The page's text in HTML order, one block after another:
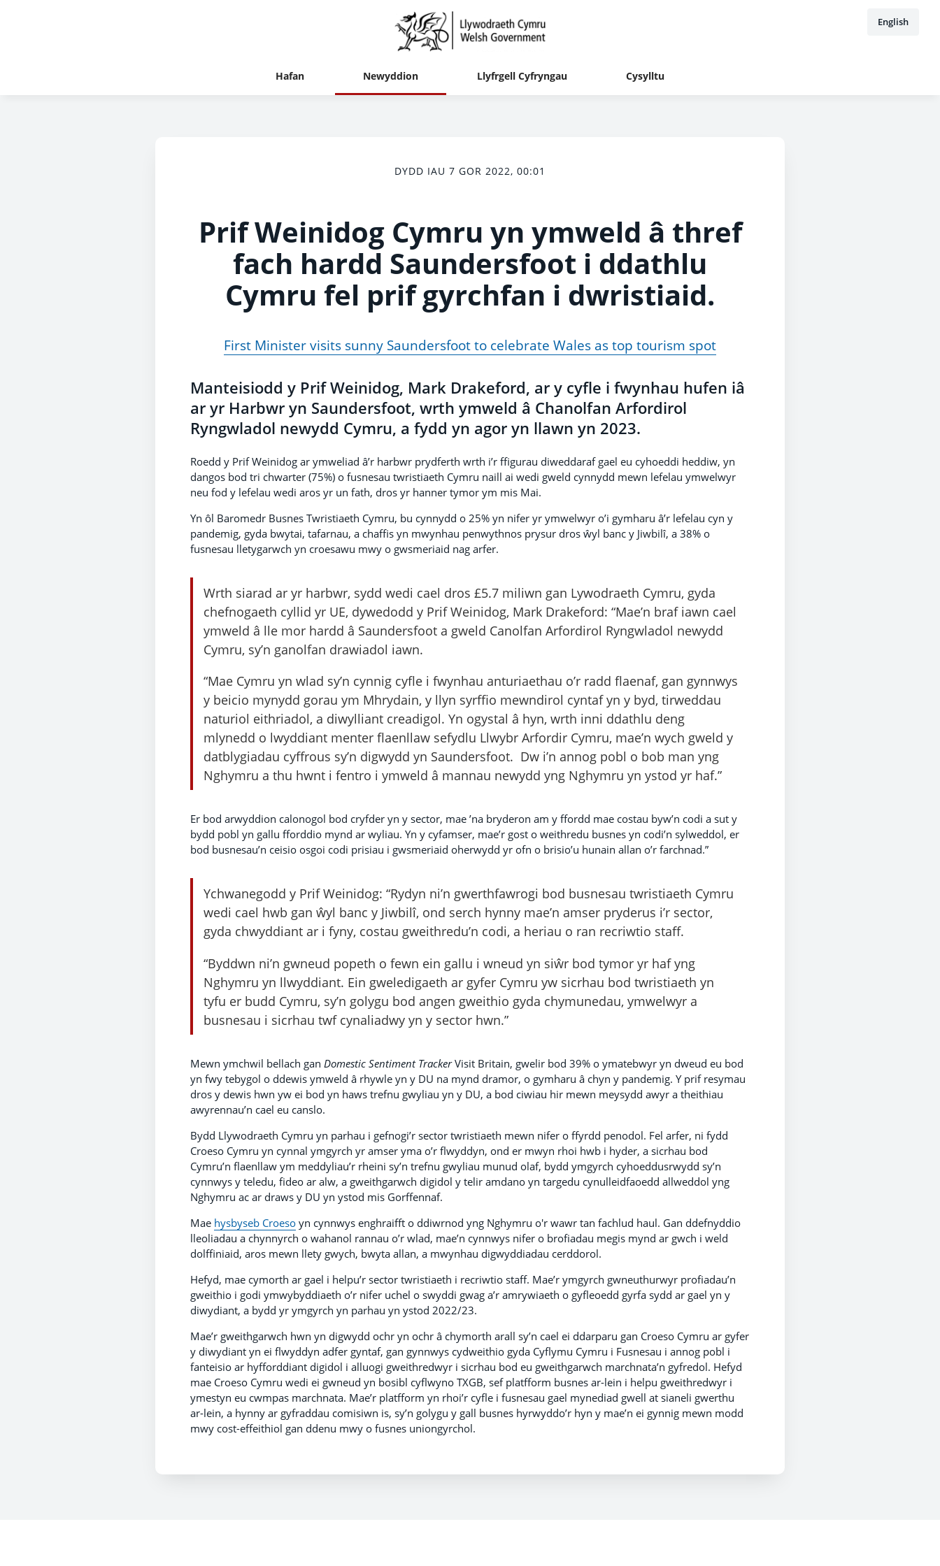
English
Hafan Newyddion Llyfrgell Cyfryngau Cysylltu
DYDD IAU 7 GOR 2022, 00:01
Prif Weinidog Cymru yn ymweld â thref
fach hardd Saundersfoot i ddathlu
Cymru fel prif gyrchfan i dwristiaid.
First Minister visits sunny Saundersfoot to celebrate Wales as top tourism spot
Manteisiodd y Prif Weinidog, Mark Drakeford, ar y cyfle i fwynhau hufen iâ
ar yr Harbwr yn Saundersfoot, wrth ymweld â Chanolfan Arfordirol
Ryngwladol newydd Cymru, a fydd yn agor yn llawn yn 2023.
Roedd y Prif Weinidog ar ymweliad â’r harbwr prydferth wrth i’r ffigurau diweddaraf gael eu cyhoeddi heddiw, yn
dangos bod tri chwarter (75%) o fusnesau twristiaeth Cymru naill ai wedi gweld cynnydd mewn lefelau ymwelwyr
neu fod y lefelau wedi aros yr un fath, dros yr hanner tymor ym mis Mai.
Yn ôl Baromedr Busnes Twristiaeth Cymru, bu cynnydd o 25% yn nifer yr ymwelwyr o’i gymharu â’r lefelau cyn y
pandemig, gyda bwytai, tafarnau, a chaffis yn mwynhau penwythnos prysur dros ŵyl banc y Jiwbilî, a 38% o
fusnesau lletygarwch yn croesawu mwy o gwsmeriaid nag arfer.
Wrth siarad ar yr harbwr, sydd wedi cael dros £5.7 miliwn gan Lywodraeth Cymru, gyda
chefnogaeth cyllid yr UE, dywedodd y Prif Weinidog, Mark Drakeford: “Mae’n braf iawn cael
ymweld â lle mor hardd â Saundersfoot a gweld Canolfan Arfordirol Ryngwladol newydd
Cymru, sy’n ganolfan drawiadol iawn.
“Mae Cymru yn wlad sy’n cynnig cyfle i fwynhau anturiaethau o’r radd flaenaf, gan gynnwys
y beicio mynydd gorau ym Mhrydain, y llyn syrffio mewndirol cyntaf yn y byd, tirweddau
naturiol eithriadol, a diwylliant creadigol. Yn ogystal â hyn, wrth inni ddathlu deng
mlynedd o lwyddiant menter flaenllaw sefydlu Llwybr Arfordir Cymru, mae’n wych gweld y
datblygiadau cyffrous sy’n digwydd yn Saundersfoot. Dw i’n annog pobl o bob man yng
Nghymru a thu hwnt i fentro i ymweld â mannau newydd yng Nghymru yn ystod yr haf.”
Er bod arwyddion calonogol bod cryfder yn y sector, mae ’na bryderon am y ffordd mae costau byw’n codi a sut y
bydd pobl yn gallu fforddio mynd ar wyliau. Yn y cyfamser, mae’r gost o weithredu busnes yn codi’n sylweddol, er
bod busnesau’n ceisio osgoi codi prisiau i gwsmeriaid oherwydd yr ofn o brisio’u hunain allan o’r farchnad.”
Ychwanegodd y Prif Weinidog: “Rydyn ni’n gwerthfawrogi bod busnesau twristiaeth Cymru
wedi cael hwb gan ŵyl banc y Jiwbilî, ond serch hynny mae’n amser pryderus i’r sector,
gyda chwyddiant ar i fyny, costau gweithredu’n codi, a heriau o ran recriwtio staff.
“Byddwn ni’n gwneud popeth o fewn ein gallu i wneud yn siŵr bod tymor yr haf yng
Nghymru yn llwyddiant. Ein gweledigaeth ar gyfer Cymru yw sicrhau bod twristiaeth yn
tyfu er budd Cymru, sy’n golygu bod angen gweithio gyda chymunedau, ymwelwyr a
busnesau i sicrhau twf cynaliadwy yn y sector hwn.”
Mewn ymchwil bellach gan Domestic Sentiment TrackerVisit Britain, gwelir bod 39% o ymatebwyr yn dweud eu bod
yn fwy tebygol o ddewis ymweld â rhywle yn y DU na mynd dramor, o gymharu â chyn y pandemig. Y prif resymau
dros y dewis hwn yw ei bod yn haws trefnu gwyliau yn y DU, a bod ciwiau hir mewn meysydd awyr a theithiau
awyrennau’n cael eu canslo.
Bydd Llywodraeth Cymru yn parhau i gefnogi’r sector twristiaeth mewn nifer o ffyrdd penodol. Fel arfer, ni fydd
Croeso Cymru yn cynnal ymgyrch yr amser yma o’r flwyddyn, ond er mwyn rhoi hwb i hyder, a sicrhau bod
Cymru’n flaenllaw ym meddyliau’r rheini sy’n trefnu gwyliau munud olaf, bydd ymgyrch cyhoeddusrwydd sy’n
cynnwys y teledu, fideo ar alw, a gweithgarwch digidol y telir amdano yn targedu cynulleidfaoedd allweddol yng
Nghymru ac ar draws y DU yn ystod mis Gorffennaf.
Mae hysbyseb Croeso yn cynnwys enghraifft o ddiwrnod yng Nghymru o'r wawr tan fachlud haul. Gan ddefnyddio
lleoliadau a chynnyrch o wahanol rannau o’r wlad, mae’n cynnwys nifer o brofiadau megis mynd ar gwch i weld
dolffiniaid, aros mewn llety gwych, bwyta allan, a mwynhau digwyddiadau cerddorol.
Hefyd, mae cymorth ar gael i helpu’r sector twristiaeth i recriwtio staff. Mae’r ymgyrch gwneuthurwyr profiadau’n
gweithio i godi ymwybyddiaeth o’r nifer uchel o swyddi gwag a’r amrywiaeth o gyfleoedd gyrfa sydd ar gael yn y
diwydiant, a bydd yr ymgyrch yn parhau yn ystod 2022/23.
Mae’r gweithgarwch hwn yn digwydd ochr yn ochr â chymorth arall sy’n cael ei ddarparu gan Croeso Cymru ar gyfer
y diwydiant yn ei flwyddyn adfer gyntaf, gan gynnwys cydweithio gyda Cyflymu Cymru i Fusnesau i annog pobl i
fanteisio ar hyfforddiant digidol i alluogi gweithredwyr i sicrhau bod eu gweithgarwch marchnata’n gyfredol. Hefyd
mae Croeso Cymru wedi ei gwneud yn bosibl cyflwyno TXGB, sef platfform busnes ar-lein i helpu gweithredwyr i
ymestyn eu cwmpas marchnata. Mae’r platfform yn rhoi’r cyfle i fusnesau gael mynediad gwell at sianeli gwerthu
ar-lein, a hynny ar gyfraddau comisiwn is, sy’n golygu y gall busnes hyrwyddo’r hyn y mae’n ei gynnig mewn modd
mwy cost-effeithiol gan ddenu mwy o fusnes uniongyrchol.